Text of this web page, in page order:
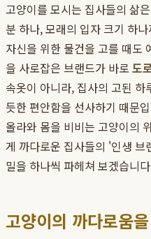
고양이를 모시는 집사들의 삶
분 하나, 모래의 입자 크기 하
자신을 위한 물건을 고를 때도
을 사로잡은 브랜드가 바로 도
속옷이 아니라, 집사의 고된
듯한 편안함을 선사하기 때문
올라와 몸을 비비는 고양이의
게 까다로운 집사들의 '인생 브
밀을 하나씩 파헤쳐 보겠습니
고양이의 까다로움